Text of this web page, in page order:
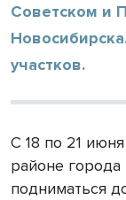
Советском и
участков.
С 18 по 21
районе
подниматься